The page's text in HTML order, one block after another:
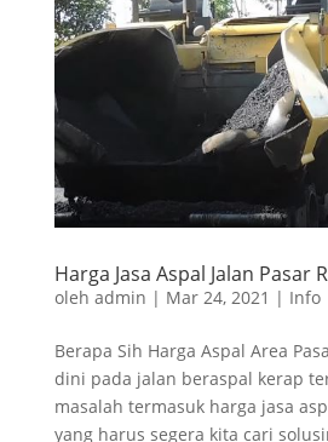
Harga Jasa Aspal Jalan Pasar
oleh admin | Mar 24, 2021 | Info
Berapa Sih Harga Aspal Area
dini pada jalan beraspal kerap
masalah termasuk harga jasa
yang harus segera kita cari